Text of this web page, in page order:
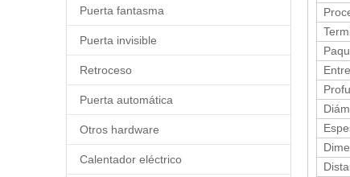
Puerta fantasma
Puerta invisible
Retroceso
Puerta automática
Otros hardware
Calentador eléctrico